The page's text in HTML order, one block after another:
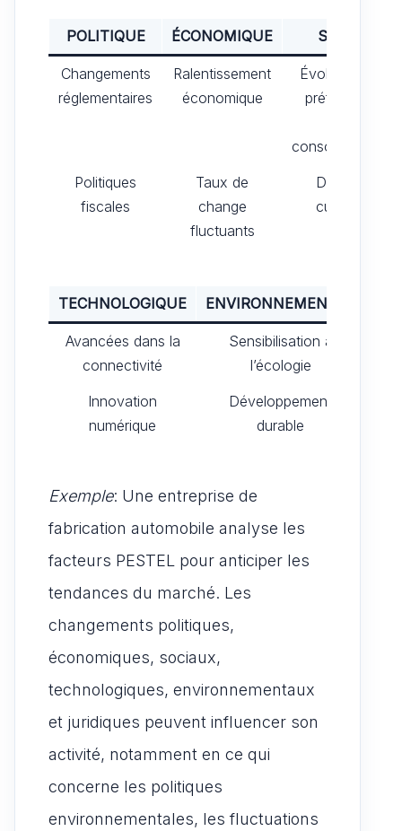
POLITIQUE ÉCONOMIQUE SOCIAL
Changements
réglementaires
Ralentissement
économique
Évolution des
préférences
consommateurs
Politiques
fiscales
Taux de
change
fluctuants
Diversité
culturelle
TECHNOLOGIQUE ENVIRONNEMENTAL
Avancées dans la
connectivité
Sensibilisation à
l’écologie
Innovation
numérique
Développement
durable
Exemple: Une entreprise de
fabrication automobile analyse les
facteurs PESTEL pour anticiper les
tendances du marché. Les
changements politiques,
économiques, sociaux,
technologiques, environnementaux
et juridiques peuvent influencer son
activité, notamment en ce qui
concerne les politiques
environnementales, les fluctuations